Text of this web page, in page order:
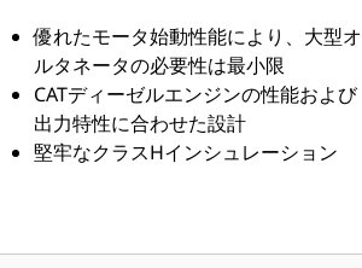
優れたモータ始動性能により、大型オ
ルタネータの必要性は最小限
CATディーゼルエンジンの性能および
出力特性に合わせた設計
堅牢なクラスHインシュレーション